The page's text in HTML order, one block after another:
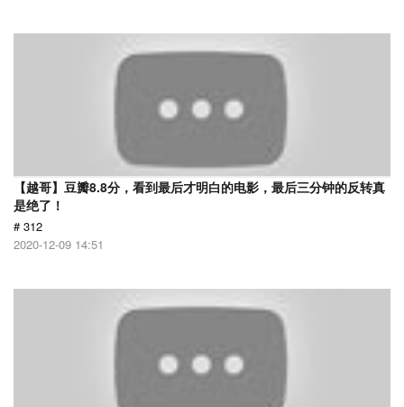
【越哥】豆瓣8.8分，看到最后才明白的电影，最后三分钟的反转真
是绝了！
# 312
2020-12-09 14:51